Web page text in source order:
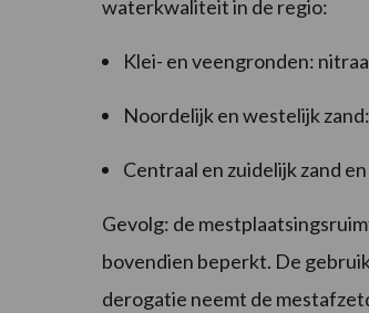
waterkwaliteit in de regio:
Klei- en veengronden:
Noordelijk en westelijk
Centraal en zuidelijk zand
Gevolg: de
bovendien beperkt. De
derogatie neemt de